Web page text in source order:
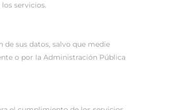
servicios.
de sus datos, salvo que medie
o por la Administración Pública